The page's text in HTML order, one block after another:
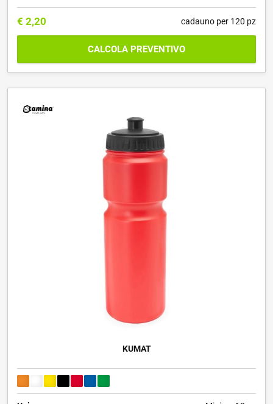
€ 2,20 cadauno per 120 pz
CALCOLA PREVENTIVO
KUMAT